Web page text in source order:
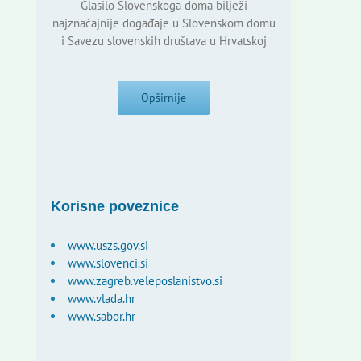
Glasilo Slovenskoga doma bilježi
najznačajnije događaje u Slovenskom domu
i Savezu slovenskih društava u Hrvatskoj
Opširnije
Korisne poveznice
www.uszs.gov.si
www.slovenci.si
www.zagreb.veleposlanistvo.si
www.vlada.hr
www.sabor.hr